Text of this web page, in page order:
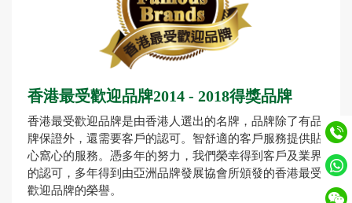
香港最受歡迎品牌2014 - 2018得獎品牌
香港最受歡迎品牌是由香港人選出的名牌，品牌除了有品
牌保證外，還需要客戶的認可。智舒適的客戶服務提供貼
心窩心的服務。憑多年的努力，我們榮幸得到客戶及業界
的認可，多年得到由亞洲品牌發展協會所頒發的香港最受
歡迎品牌的榮譽。